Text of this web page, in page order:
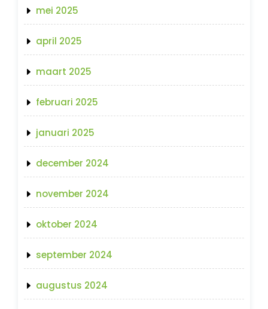
mei 2025
april 2025
maart 2025
februari 2025
januari 2025
december 2024
november 2024
oktober 2024
september 2024
augustus 2024